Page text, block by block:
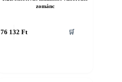
zománc
76 132 Ft 🛒